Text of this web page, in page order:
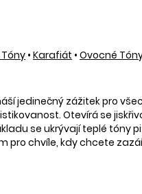
• Karafiát • Ovocné
jedinečný zážitek pro
Otevírá se
se ukrývají teplé
pro chvíle, kdy chcete